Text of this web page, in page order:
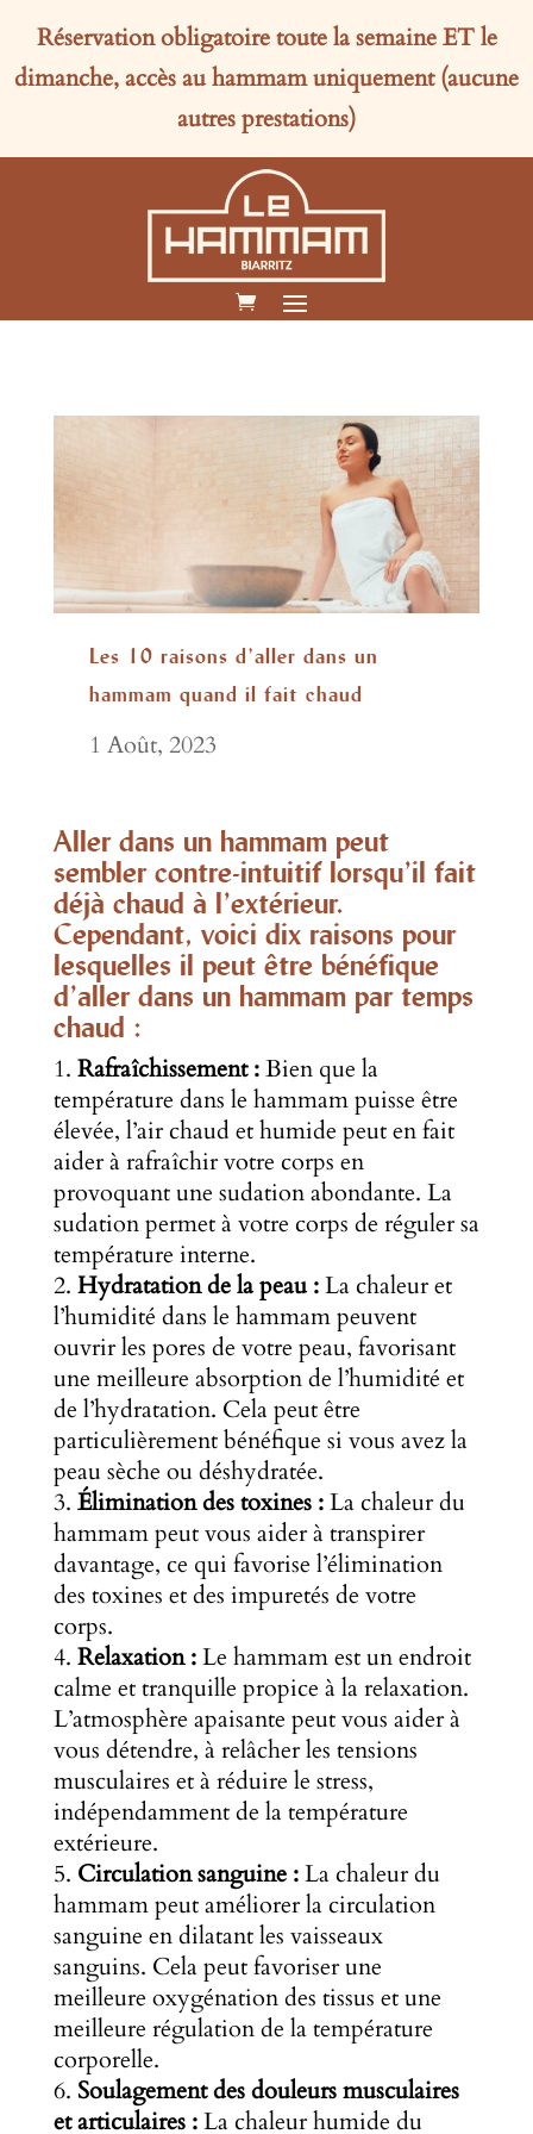
Réservation obligatoire toute la semaineETle
dimanche, accès au hammam uniquement (aucune
autres prestations)
Les 10 raisons d’aller dans un
hammam quand il fait chaud
1 Août, 2023
Aller dans un hammam peut
sembler contre-intuitif lorsqu’il fait
déjà chaud à l’extérieur.
Cependant, voici dix raisons pour
lesquelles il peut être bénéfique
d’aller dans un hammam par temps
chaud :
Rafraîchissement :Bien que la
température dans le hammam puisse être
élevée, l’air chaud et humide peut en fait
aider à rafraîchir votre corps en
provoquant une sudation abondante. La
sudation permet à votre corps de réguler sa
température interne.
Hydratation de la peau :La chaleur et
l’humidité dans le hammam peuvent
ouvrir les pores de votre peau, favorisant
une meilleure absorption de l’humidité et
de l’hydratation. Cela peut être
particulièrement bénéfique si vous avez la
peau sèche ou déshydratée.
Élimination des toxines :La chaleur du
hammam peut vous aider à transpirer
davantage, ce qui favorise l’élimination
des toxines et des impuretés de votre
corps.
Relaxation :Le hammam est un endroit
calme et tranquille propice à la relaxation.
L’atmosphère apaisante peut vous aider à
vous détendre, à relâcher les tensions
musculaires et à réduire le stress,
indépendamment de la température
extérieure.
Circulation sanguine :La chaleur du
hammam peut améliorer la circulation
sanguine en dilatant les vaisseaux
sanguins. Cela peut favoriser une
meilleure oxygénation des tissus et une
meilleure régulation de la température
corporelle.
Soulagement des douleurs musculaires
et articulaires :La chaleur humide du